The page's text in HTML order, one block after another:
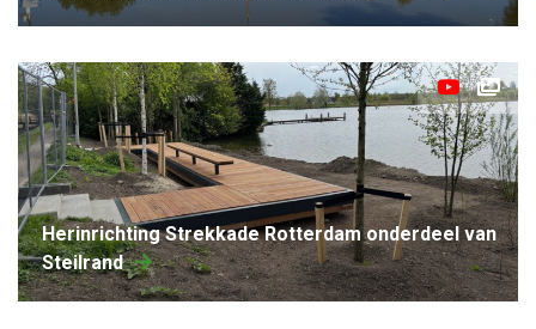
herinrichting Strekkade Rotterdam onderdeel van
Steilrand